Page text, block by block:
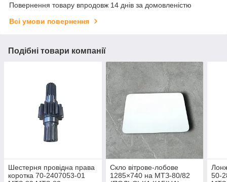
Повернення товару впродовж 14 днів за домовленістю
Всі умови повернення
Подібні товари компанії
Шестерня провідна права
коротка 70-2407053-01
Скло вітрове-лобове
1285×740 на МТЗ-80/82
50-